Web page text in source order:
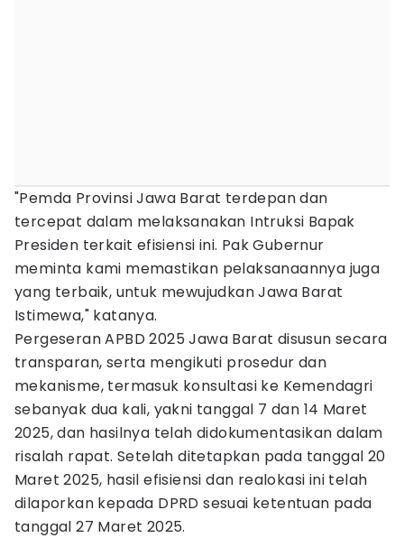
"Pemda Provinsi Jawa Barat terdepan dan
tercepat dalam melaksanakan Intruksi Bapak
Presiden terkait efisiensi ini. Pak Gubernur
meminta kami memastikan pelaksanaannya juga
yang terbaik, untuk mewujudkan Jawa Barat
Istimewa," katanya.
Pergeseran APBD 2025 Jawa Barat disusun secara
transparan, serta mengikuti prosedur dan
mekanisme, termasuk konsultasi ke Kemendagri
sebanyak dua kali, yakni tanggal 7 dan 14 Maret
2025, dan hasilnya telah didokumentasikan dalam
risalah rapat. Setelah ditetapkan pada tanggal 20
Maret 2025, hasil efisiensi dan realokasi ini telah
dilaporkan kepada DPRD sesuai ketentuan pada
tanggal 27 Maret 2025.